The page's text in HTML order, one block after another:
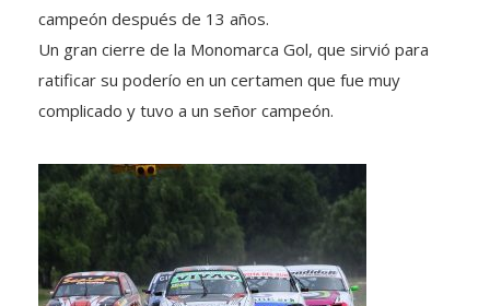
campeón después de 13 años.
Un gran cierre de la Monomarca Gol, que sirvió para
ratificar su poderío en un certamen que fue muy
complicado y tuvo a un señor campeón.